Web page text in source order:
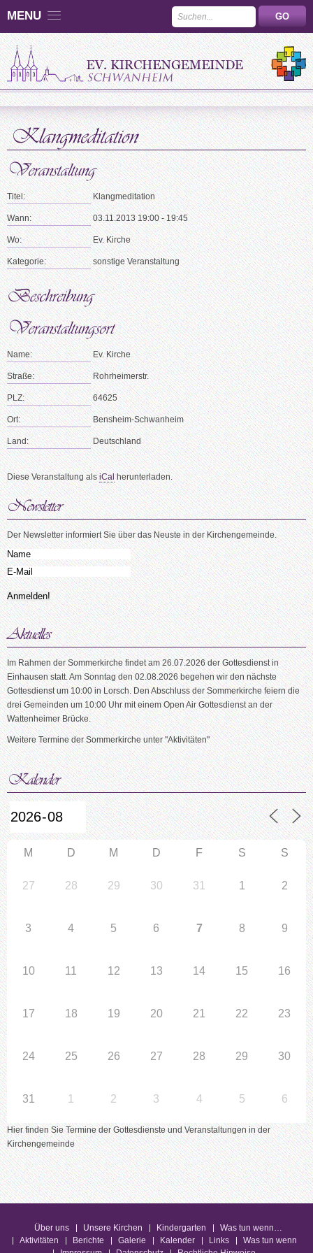
MENU
Titel: Klangmeditation
Wann: 03.11.2013 19:00 - 19:45
Wo: Ev. Kirche
Kategorie: sonstige Veranstaltung
Name: Ev. Kirche
Straße: Rohrheimerstr.
PLZ: 64625
Ort: Bensheim-Schwanheim
Land: Deutschland
Diese Veranstaltung alsiCalherunterladen.
Der Newsletter informiert Sie über das Neuste in der Kirchengemeinde.
Im Rahmen der Sommerkirche findet am 26.07.2026 der Gottesdienst in
Einhausen statt. Am Sonntag den 02.08.2026 begehen wir den nächste
Gottesdienst um 10:00 in Lorsch. Den Abschluss der Sommerkirche feiern die
drei Gemeinden um 10:00 Uhr mit einem Open Air Gottesdienst an der
Wattenheimer Brücke.
Weitere Termine der Sommerkirche unter "Aktivitäten"
M D M D F S S
27 28 29 30 31 1 2
3 4 5 6 7 8 9
10 11 12 13 14 15 16
17 18 19 20 21 22 23
24 25 26 27 28 29 30
31 1 2 3 4 5 6
Hier finden Sie Termine der Gottesdienste und Veranstaltungen in der
Kirchengemeinde
Über uns Unsere Kirchen Kindergarten
Was tun wenn…
Aktivitäten
Berichte Galerie Kalender Links
Was tun wenn